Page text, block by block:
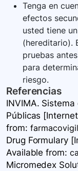
Tenga en
efectos
usted tiene
(hereditario).
pruebas
para
riesgo.
Referencias
INVIMA.
Públicas
from:
Drug Formulary
Available from:
Micromedex